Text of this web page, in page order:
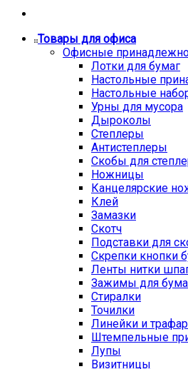
Товары для офиса
Офисные
Лотки для бумаг
Настольные
Настольные
Урны для мусора
Дыроколы
Степлеры
Антистеплеры
Скобы для
Ножницы
Канцелярские
Клей
Замазки
Скотч
Подставки для
Скрепки кнопки
Ленты нитки
Зажимы для
Стиралки
Точилки
Линейки и
Штемпельные
Лупы
Визитницы